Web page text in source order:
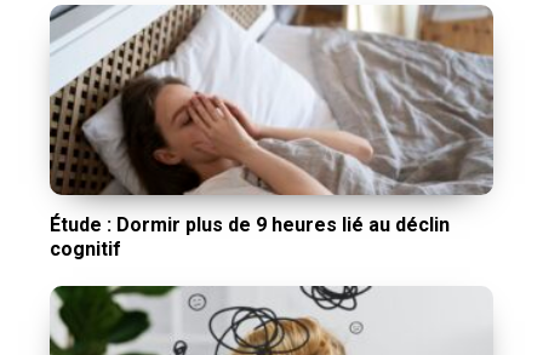
Étude : Dormir plus de 9 heures lié au déclin
cognitif